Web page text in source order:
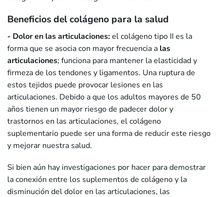
Beneficios del colágeno para la salud
- Dolor en las articulaciones:el colágeno tipo II es la
forma que se asocia con mayor frecuencia a las
articulaciones; funciona para mantener la elasticidad y
firmeza de los tendones y ligamentos. Una ruptura de
estos tejidos puede provocar lesiones en las
articulaciones. Debido a que los adultos mayores de 50
años tienen un mayor riesgo de padecer dolor y
trastornos en las articulaciones, el colágeno
suplementario puede ser una forma de reducir este riesgo
y mejorar nuestra salud.
Si bien aún hay investigaciones por hacer para demostrar
la conexión entre los suplementos de colágeno y la
disminución del dolor en las articulaciones, las